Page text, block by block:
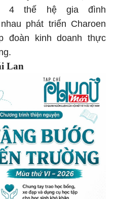
4 thế hệ gia đình
phát triển Charoen
đoàn kinh doanh thực
Lan